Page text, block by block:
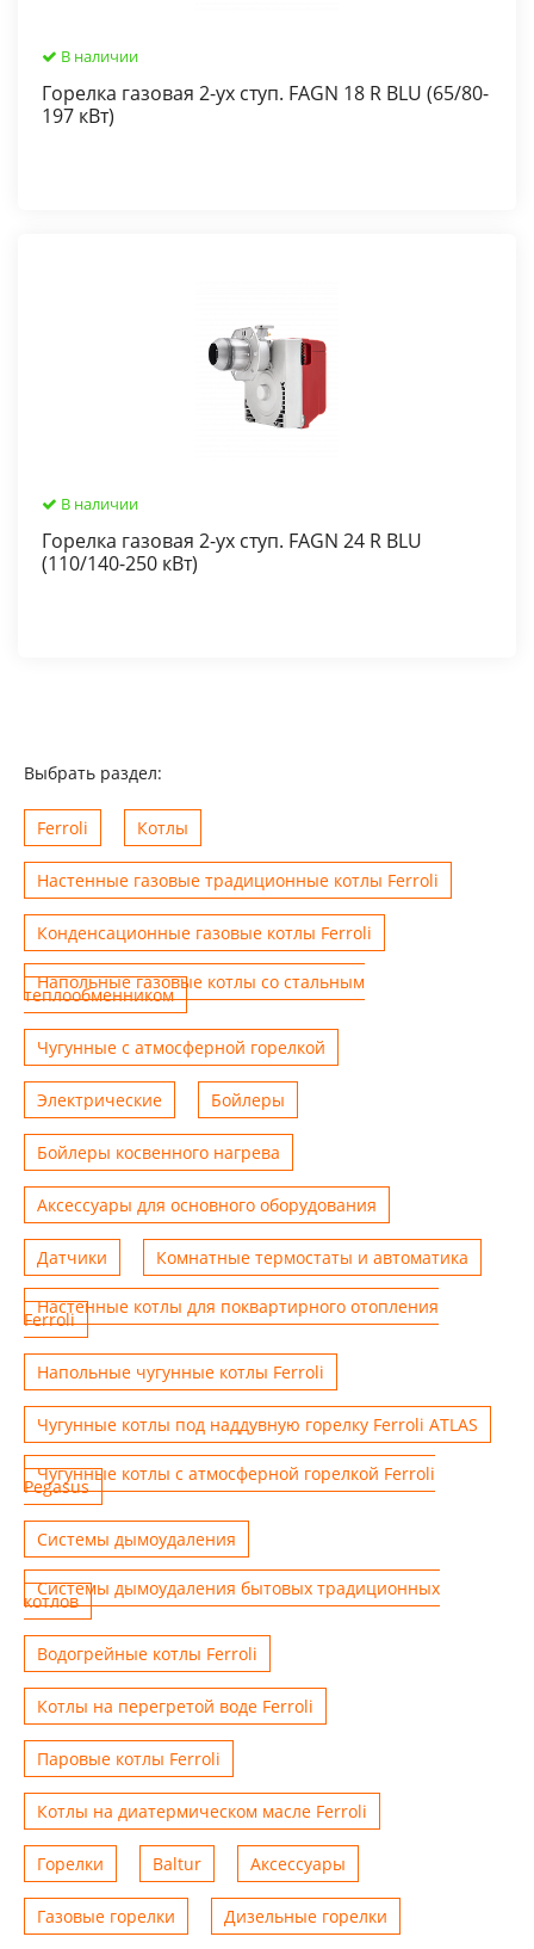
В наличии
Горелка газовая 2-ух ступ. FAGN 18 R BLU (65/80-
197 кВт)
В наличии
Горелка газовая 2-ух ступ. FAGN 24 R BLU
(110/140-250 кВт)
Выбрать раздел:
Ferroli Котлы
Настенные газовые традиционные котлы Ferroli
Конденсационные газовые котлы Ferroli
Напольные газовые котлы со стальным
теплообменником
Чугунные с атмосферной горелкой
Электрические Бойлеры
Бойлеры косвенного нагрева
Аксессуары для основного оборудования
Датчики Комнатные термостаты и автоматика
Настенные котлы для поквартирного отопления
Ferroli
Напольные чугунные котлы Ferroli
Чугунные котлы под наддувную горелку Ferroli ATLAS
Чугунные котлы с атмосферной горелкой Ferroli
Pegasus
Системы дымоудаления
Системы дымоудаления бытовых традиционных
котлов
Водогрейные котлы Ferroli
Котлы на перегретой воде Ferroli
Паровые котлы Ferroli
Котлы на диатермическом масле Ferroli
Горелки Baltur Аксессуары
Газовые горелки Дизельные горелки